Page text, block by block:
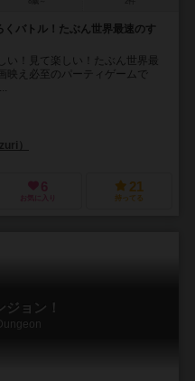
バトル！たぶん世界最速のす
い！見て楽しい！たぶん世界最
映え必至のパーティゲームで
）
6
お気に入り
21
持ってる
ョン！